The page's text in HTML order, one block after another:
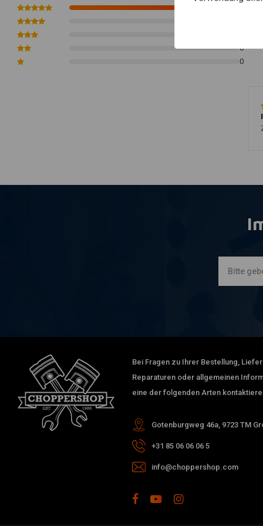
Funktion 2: Fernlicht
Dieser Scheinwerfer ist nicht E-geprüft oder DOT-geprüft
0
0
Bei Fragen zu Ihrer Bestellung,
Reparaturen oder allgemeinen
eine der folgenden Arten
Gotenburgweg 46a, 9723 TM
+31 85 06 06 06 5
info@choppershop.com